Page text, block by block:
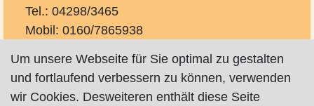
Tel.: 04298/3465
Mobil: 0160/7865938
Um unsere Webseite für Sie optimal zu gestalten
und fortlaufend verbessern zu können, verwenden
wir Cookies. Desweiteren enthält diese Seite